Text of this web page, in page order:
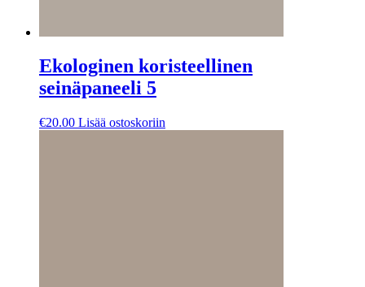
Ekologinen koristeellinen
seinäpaneeli 5
€20.00 Lisää ostoskoriin